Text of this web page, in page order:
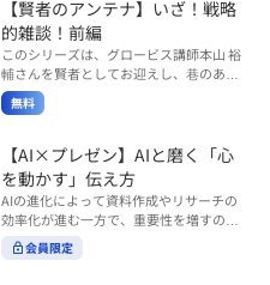
りやすく解説します。 メンバーとの対話
を、成長を促す機会へと変えていく。そ
の第一歩としておすすめのコースです。
コース内で紹介している「傾聴力」を深
めたい方は、こちらも合わせてご覧くだ
さい。 ・傾聴力 ~リーダーのための聴く
is.co.jp/ja/courses/fe285262/learn/step
s/59808 ・傾聴力 ~リーダーのための聴
く技術~（実践編） https://unlimited.gl
obis.co.jp/ja/courses/01d24a39/learn/s
teps/59813 ※本動画は、制作時点の情
報に基づき作成したものです（2026年6
月制作）
理・情シスなど、バックオフィス部門を
率いるリーダー・マネージャーの方 ・バ
ックオフィス業務へのAI活用やDX推進を
担っている方 ・AI時代におけるバックオ
フィスの役割や戦略のあり方を考えたい
方 ■AIシフトシリーズとは？ 『AI BUSI
で設計された全12回のシリーズです。
（順次公開） https://unlimited.globis.c
o.jp/ja/tags/AI%E3%83%93%E3%82%B
8%E3%83%8D%E3%82%B9%E3%82%
B7%E3%83%95%E3%83%88 ・基礎編
（第1回〜3回）：リーダーやマネージャ
ーに求められる、AI時代の基礎的なリテ
ーエージェント代表取締役の藤田晋氏。
起業の理由、経営をどうやって学んだ
か、アメーバブログ・ABEMAの立ち上
げ、経営チームづくりについてなど聞い
ていきます。（肩書きは2020年12月11
日撮影当時のもの） 藤田 晋 サイバー
ス・キャピタル・パートナーズ 代表パ
ートナー
【賢者のアンテナ】いざ！戦略
的雑談！前編
このシリーズは、グロービス講師本山 裕
輔さんを賢者としてお迎えし、巷のあり
とあらゆるものを独自の視点で紐解き、
皆様の学びの意欲を刺激するコンテンツ
期配信されます。 取り上げて欲しいご質
問やテーマ、感想を随時受け付けていま
す。 グーグルフォーム（https://forms.g
le/qqoBYuRUmUYz4scC6） または グ
ロ放題編集部員のX（https://x.com/mai
rakobayashi） まで、ぜひご要望をお
無料
【AI×プレゼン】AIと磨く「心
を動かす」伝え方
AIの進化によって資料作成やリサーチの
効率化が進む一方で、重要性を増すのが
「伝える力」です。本コースでは、AI時
代のプレゼンに求められるデリバリース
会員限定